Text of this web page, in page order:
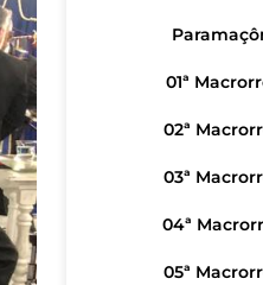
01ª
02ª
03ª
04ª
05ª